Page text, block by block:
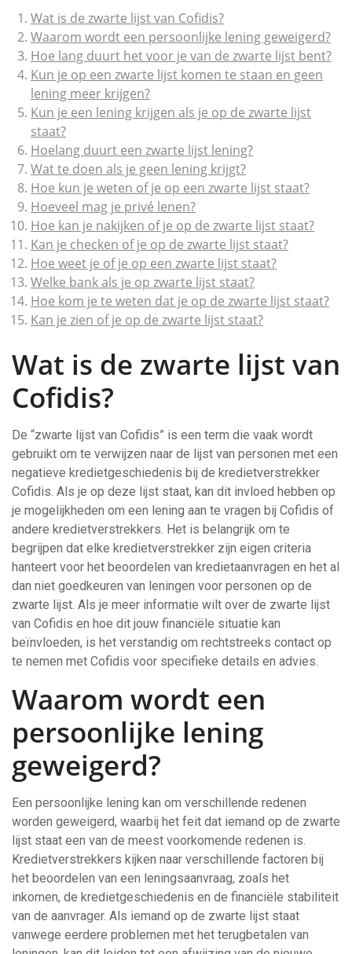
Wat is de zwarte lijst van Cofidis?
Waarom wordt een persoonlijke lening geweigerd?
Hoe lang duurt het voor je van de zwarte lijst bent?
Kun je op een zwarte lijst komen te staan ​​en geen
lening meer krijgen?
Kun je een lening krijgen als je op de zwarte lijst
staat?
Hoelang duurt een zwarte lijst lening?
Wat te doen als je geen lening krijgt?
Hoe kun je weten of je op een zwarte lijst staat?
Hoeveel mag je privé lenen?
Hoe kan je nakijken of je op de zwarte lijst staat?
Kan je checken of je op de zwarte lijst staat?
Hoe weet je of je op een zwarte lijst staat?
Welke bank als je op zwarte lijst staat?
Hoe kom je te weten dat je op de zwarte lijst staat?
Kan je zien of je op de zwarte lijst staat?
Wat is de zwarte lijst van
Cofidis?
De “zwarte lijst van Cofidis” is een term die vaak wordt
gebruikt om te verwijzen naar de lijst van personen met een
negatieve kredietgeschiedenis bij de kredietverstrekker
Cofidis. Als je op deze lijst staat, kan dit invloed hebben op
je mogelijkheden om een lening aan te vragen bij Cofidis of
andere kredietverstrekkers. Het is belangrijk om te
begrijpen dat elke kredietverstrekker zijn eigen criteria
hanteert voor het beoordelen van kredietaanvragen en het al
dan niet goedkeuren van leningen voor personen op de
zwarte lijst. Als je meer informatie wilt over de zwarte lijst
van Cofidis en hoe dit jouw financiële situatie kan
beïnvloeden, is het verstandig om rechtstreeks contact op
te nemen met Cofidis voor specifieke details en advies.
Waarom wordt een
persoonlijke lening
geweigerd?
Een persoonlijke lening kan om verschillende redenen
worden geweigerd, waarbij het feit dat iemand op de zwarte
lijst staat een van de meest voorkomende redenen is.
Kredietverstrekkers kijken naar verschillende factoren bij
het beoordelen van een leningsaanvraag, zoals het
inkomen, de kredietgeschiedenis en de financiële stabiliteit
van de aanvrager. Als iemand op de zwarte lijst staat
vanwege eerdere problemen met het terugbetalen van